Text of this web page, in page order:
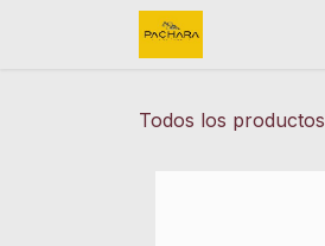
Todos los productos